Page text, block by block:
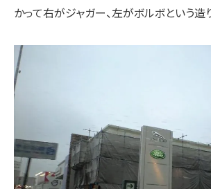
かって右がジャガー、左がボルボという造